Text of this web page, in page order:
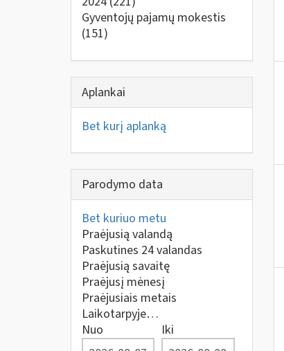
Gyventojų pajamų mokestis
(151)
Aplankai
Bet kurį aplanką
Parodymo data
Bet kuriuo metu
Praėjusią valandą
Paskutines 24 valandas
Praėjusią savaitę
Praėjusį mėnesį
Praėjusiais metais
Laikotarpyje…
Nuo
Iki